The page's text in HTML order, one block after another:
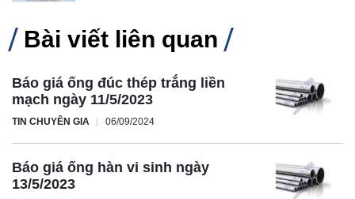
Bài viết liên quan
Báo giá ống đúc thép trắng liền
mạch ngày 11/5/2023
TIN CHUYÊN GIA 06/09/2024
Báo giá ống hàn vi sinh ngày
13/5/2023